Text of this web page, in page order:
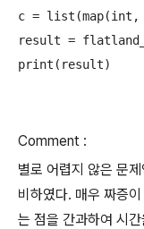
c =
result =
Comment :
별로 어렵지 않은 문
비하였다. 매우 짜증
는 점을 간과하여 시